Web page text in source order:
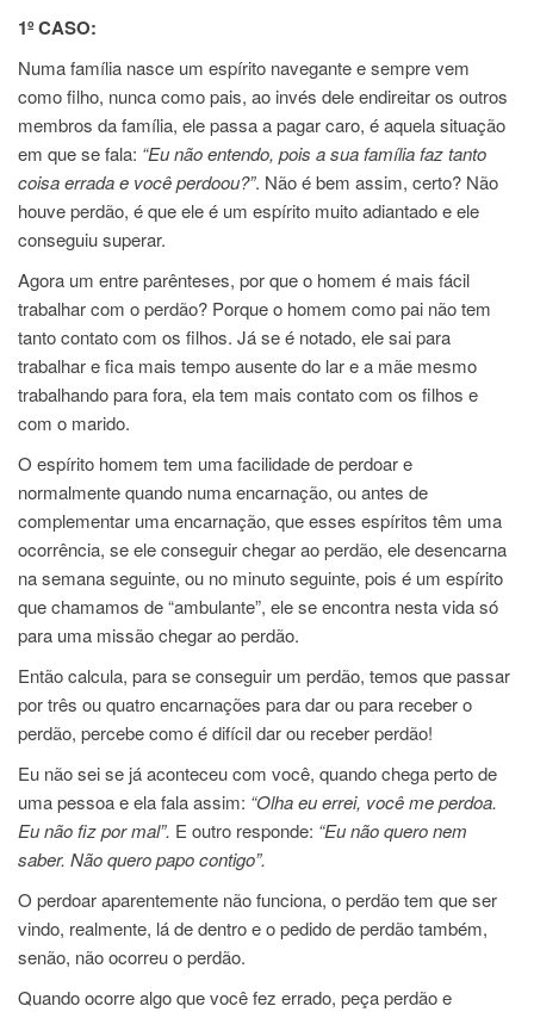
1º CASO:
Numa família nasce um espírito navegante e sempre vem
como filho, nunca como pais, ao invés dele endireitar os outros
membros da família, ele passa a pagar caro, é aquela situação
em que se fala: “Eu não entendo, pois a sua família faz tanto
coisa errada e você perdoou?”. Não é bem assim, certo? Não
houve perdão, é que ele é um espírito muito adiantado e ele
conseguiu superar.
Agora um entre parênteses, por que o homem é mais fácil
trabalhar com o perdão? Porque o homem como pai não tem
tanto contato com os filhos. Já se é notado, ele sai para
trabalhar e fica mais tempo ausente do lar e a mãe mesmo
trabalhando para fora, ela tem mais contato com os filhos e
com o marido.
O espírito homem tem uma facilidade de perdoar e
normalmente quando numa encarnação, ou antes de
complementar uma encarnação, que esses espíritos têm uma
ocorrência, se ele conseguir chegar ao perdão, ele desencarna
na semana seguinte, ou no minuto seguinte, pois é um espírito
que chamamos de “ambulante”, ele se encontra nesta vida só
para uma missão chegar ao perdão.
Então calcula, para se conseguir um perdão, temos que passar
por três ou quatro encarnações para dar ou para receber o
perdão, percebe como é difícil dar ou receber perdão!
Eu não sei se já aconteceu com você, quando chega perto de
uma pessoa e ela fala assim: “Olha eu errei, você me perdoa.
Eu não fiz por mal”. E outro responde: “Eu não quero nem
saber. Não quero papo contigo”.
O perdoar aparentemente não funciona, o perdão tem que ser
vindo, realmente, lá de dentro e o pedido de perdão também,
senão, não ocorreu o perdão.
Quando ocorre algo que você fez errado, peça perdão e